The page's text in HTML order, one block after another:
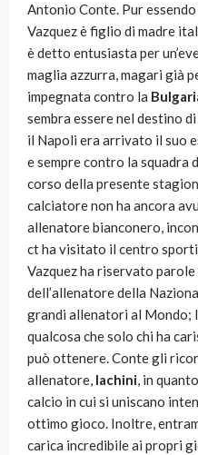
Antonio Conte. Pur
Vazquez è figlio di madre
è detto entusiasta per
maglia azzurra, magari già
impegnata contro la
sembra essere nel destino
il Napoli era arrivato il suo
e sempre contro la squadra
corso della presente
calciatore non ha ancora
allenatore bianconero,
ct ha visitato il centro
Vazquez ha riservato
dell’allenatore della
grandi allenatori al Mondo;
qualcosa che solo chi ha
può ottenere. Conte gli
allenatore, Iachini, in
calcio in cui si uniscano
ottimo gioco. Inoltre,
carica incredibile ai propri